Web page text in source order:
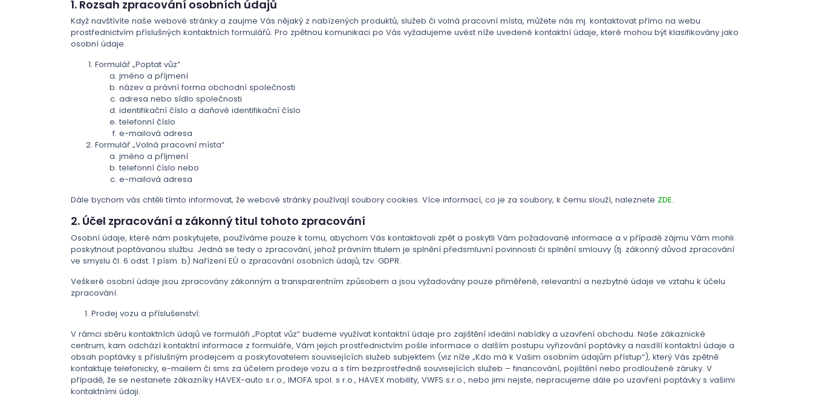
1. Rozsah zpracování osobních údajů
Když navštívíte naše webové stránky a zaujme Vás nějaký z nabízených produktů, služeb či volná pracovní místa, můžete nás mj. kontaktovat přímo na webu
prostřednictvím příslušných kontaktních formulářů. Pro zpětnou komunikaci po Vás vyžadujeme uvést níže uvedené kontaktní údaje, které mohou být klasifikovány jako
osobní údaje.
Formulář „Poptat vůz“
jméno a příjmení
název a právní forma obchodní společnosti
adresa nebo sídlo společnosti
identifikační číslo a daňové identifikační číslo
telefonní číslo
e-mailová adresa
Formulář „Volná pracovní místa“
jméno a příjmení
telefonní číslo nebo
e-mailová adresa
Dále bychom vás chtěli tímto informovat, že webové stránky používají soubory cookies. Více informací, co je za soubory, k čemu slouží, naleznete ZDE.
2. Účel zpracování a zákonný titul tohoto zpracování
Osobní údaje, které nám poskytujete, používáme pouze k tomu, abychom Vás kontaktovali zpět a poskytli Vám požadované informace a v případě zájmu Vám mohli
poskytnout poptávanou službu. Jedná se tedy o zpracování, jehož právním titulem je splnění předsmluvní povinnosti či splnění smlouvy (tj. zákonný důvod zpracování
ve smyslu čl. 6 odst. 1 písm. b) Nařízení EÚ o zpracování osobních údajů, tzv. GDPR.
Veškeré osobní údaje jsou zpracovány zákonným a transparentním způsobem a jsou vyžadovány pouze přiměřené, relevantní a nezbytné údaje ve vztahu k účelu
zpracování.
1. Prodej vozu a příslušenství:
V rámci sběru kontaktních údajů ve formuláři „Poptat vůz“ budeme využívat kontaktní údaje pro zajištění ideální nabídky a uzavření obchodu. Naše zákaznické
centrum, kam odchází kontaktní informace z formuláře, Vám jejich prostřednictvím pošle informace o dalším postupu vyřizování poptávky a nasdílí kontaktní údaje a
obsah poptávky s příslušným prodejcem a poskytovatelem souvisejících služeb subjektem (viz níže „Kdo má k Vašim osobním údajům přístup“), který Vás zpětně
kontaktuje telefonicky, e-mailem či sms za účelem prodeje vozu a s tím bezprostředně souvisejících služeb – financování, pojištění nebo prodloužené záruky. V
případě, že se nestanete zákazníky HAVEX-auto s.r.o., IMOFA spol. s r.o., HAVEX mobility, VWFS s.r.o., nebo jimi nejste, nepracujeme dále po uzavření poptávky s vašimi
kontaktními údaji.